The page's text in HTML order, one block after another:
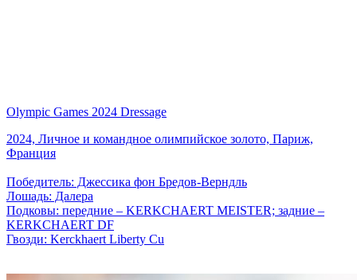
Olympic Games 2024 Dressage
2024, Личное и командное олимпийское золото, Париж,
Франция
Победитель: Джессика фон Бредов-Верндль
Лошадь: Далера
Подковы: передние – KERKCHAERT MEISTER; задние –
KERKCHAERT DF
Гвозди: Kerckhaert Liberty Cu